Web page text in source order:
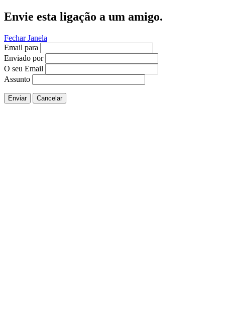
Envie esta ligação a um amigo.
Fechar Janela
Email para
Enviado por
O seu Email
Assunto
Enviar Cancelar